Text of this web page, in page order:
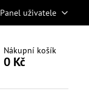
Panel uživatele
Nákupní košík
0 Kč